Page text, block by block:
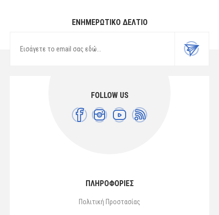
ΕΝΗΜΕΡΩΤΙΚΌ ΔΕΛΤΊΟ
FOLLOW US
ΠΛΗΡΟΦΟΡΙΕΣ
Πολιτική Προστασίας